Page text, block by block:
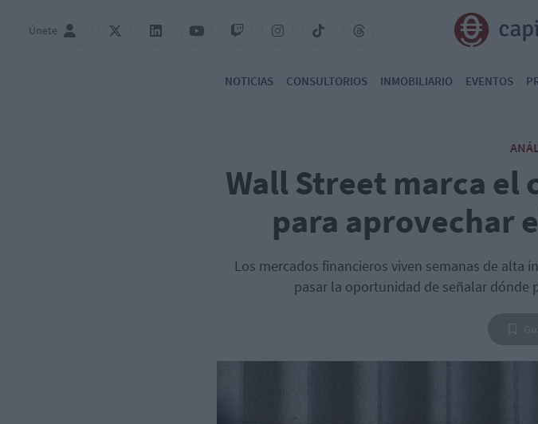
Únete
NOTICIAS CONSULTORIOS INMOBILIARIO EVENTOS
Wall Street marca el
para aprovechar
Los mercados financieros viven semanas de alta
pasar la oportunidad de señalar dónde